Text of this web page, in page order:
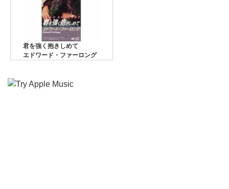
君を強く抱きしめて
エドワード・ファーロング